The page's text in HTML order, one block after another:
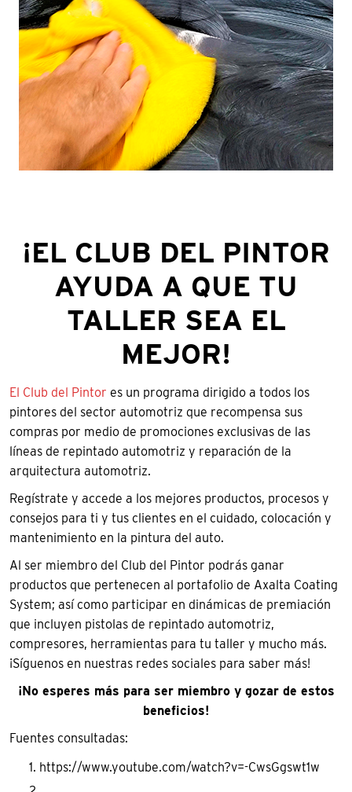
¡EL CLUB DEL PINTOR
AYUDA A QUE TU
TALLER SEA EL
MEJOR!
El Club del Pintor es un programa dirigido a todos los
pintores del sector automotriz que recompensa sus
compras por medio de promociones exclusivas de las
líneas de repintado automotriz y reparación de la
arquitectura automotriz.
Regístrate y accede a los mejores productos, procesos y
consejos para ti y tus clientes en el cuidado, colocación y
mantenimiento en la pintura del auto.
Al ser miembro del Club del Pintor podrás ganar
productos que pertenecen al portafolio de Axalta Coating
System; así como participar en dinámicas de premiación
que incluyen pistolas de repintado automotriz,
compresores, herramientas para tu taller y mucho más.
¡Síguenos en nuestras redes sociales para saber más!
¡No esperes más para ser miembro y gozar de estos
beneficios!
Fuentes consultadas:
https://www.youtube.com/watch?v=-CwsGgswt1w